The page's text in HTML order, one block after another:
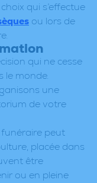
qui s’effectue
ou lors de
qui ne cesse
le monde.
une
de votre
funéraire peut
placée dans
être
ou en pleine